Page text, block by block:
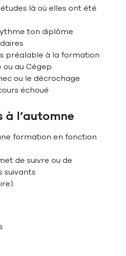
là où elles ont été
ton diplôme
préalable à la formation
au Cégep
ou le décrochage
échoué
l’automne
formation en fonction
de suivre ou de
suivants